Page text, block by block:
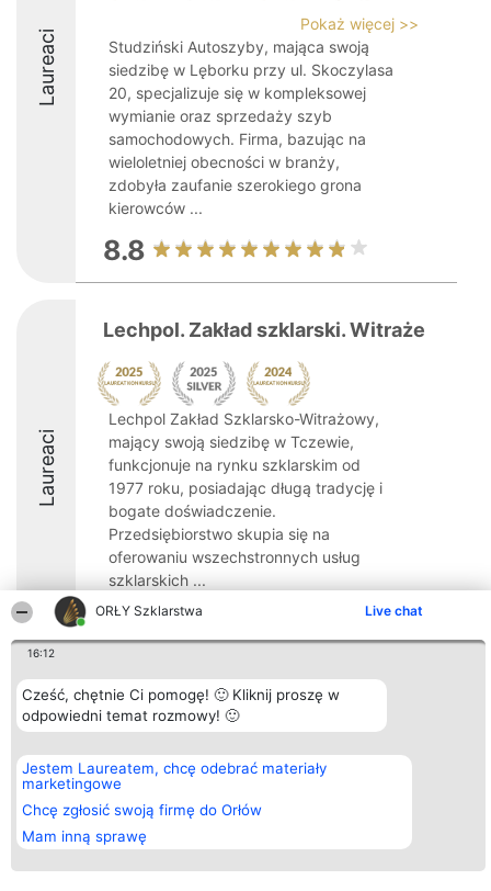
ORŁY Szklarstwa Live chat
16:12
Cześć, chętnie Ci pomogę! 🙂 Kliknij proszę w
odpowiedni temat rozmowy! 🙂
Jestem Laureatem, chcę odebrać materiały
marketingowe
Chcę zgłosić swoją firmę do Orłów
Mam inną sprawę
Laureaci
Pokaż więcej >>
Studziński Autoszyby, mająca swoją
siedzibę w Lęborku przy ul. Skoczylasa
20, specjalizuje się w kompleksowej
wymianie oraz sprzedaży szyb
samochodowych. Firma, bazując na
wieloletniej obecności w branży,
zdobyła zaufanie szerokiego grona
kierowców ...
8.8
Laureaci
Lechpol. Zakład szklarski. Witraże
Lechpol Zakład Szklarsko-Witrażowy,
mający swoją siedzibę w Tczewie,
funkcjonuje na rynku szklarskim od
1977 roku, posiadając długą tradycję i
bogate doświadczenie.
Przedsiębiorstwo skupia się na
oferowaniu wszechstronnych usług
szklarskich ...
8.8
Organizator plebiscytu
Bright Side Solutions sp. z o.
o. sp. k.
Wrocław 50-079
KRS 0000749100 | Regon
381313360 | NIP 8943132676
+48 508 492 400
Plebiscyt
Laureaci
Lista
Laureatów
Polityka
Kontakt